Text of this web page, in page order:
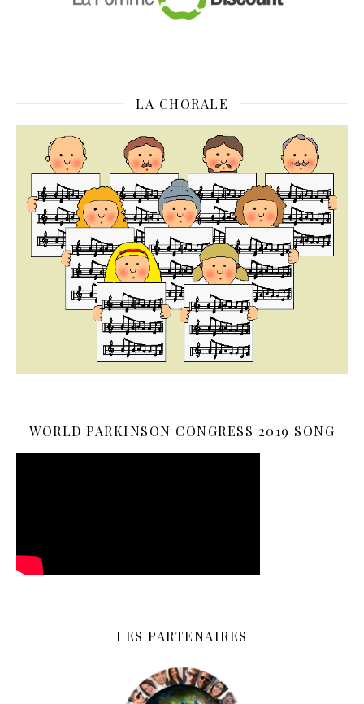
LA CHORALE
WORLD PARKINSON CONGRESS 2019 SONG
LES PARTENAIRES